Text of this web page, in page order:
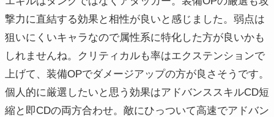
撃力に直結する効果と相性が良いと感じました。弱点は
狙いにくいキャラなので属性系に特化した方が良いかも
しれませんね。クリティカルも率はエクステンションで
上げて、装備OPでダメージアップの方が良さそうです。
個人的に厳選したいと思う効果はアドバンススキルCD短
縮と即CDの両方合わせ。敵にひっついて高速でアドバン